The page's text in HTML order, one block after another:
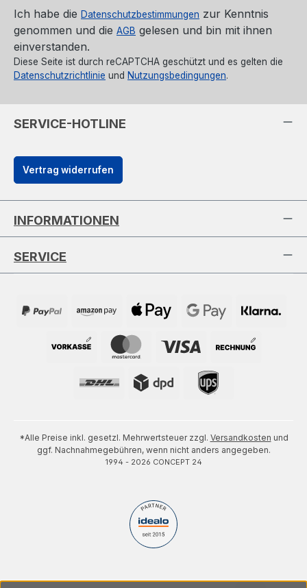
Ich habe die Datenschutzbestimmungen zur Kenntnis
genommen und die AGB gelesen und bin mit ihnen
einverstanden.
Diese Seite ist durch reCAPTCHA geschützt und es gelten die
Datenschutzrichtlinie und Nutzungsbedingungen.
SERVICE-HOTLINE
Vertrag widerrufen
INFORMATIONEN
SERVICE
*Alle Preise inkl. gesetzl. Mehrwertsteuer zzgl. Versandkosten und
ggf. Nachnahmegebühren, wenn nicht anders angegeben.
1994 - 2026 CONCEPT 24